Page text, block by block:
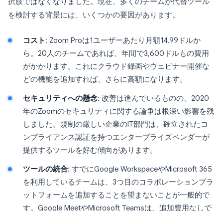
を検討する背景には、いくつかの要因があります。
コスト : Zoom Proは1ユーザーあたり月額14.99ドルか
ら。20人のチームであれば、年間で3,600ドルもの費用
がかかります。これにクラウド録画やウェビナー開催な
どの機能を追加すれば、さらに高額になります。
セキュリティへの懸念: 改善は進んでいるものの、2020
年のZoomのセキュリティに関する論争は根深い影響を残
しました。規制の厳しい企業のIT部門は、確立されたコ
ンプライアンス認証を持つエンタープライズベンダーが
提供するツールを好む傾向があります。
ツールの統合: すでにGoogle WorkspaceやMicrosoft 365
を利用しているチームは、3つ目のコラボレーションプラ
ットフォームを追加することを望まないことが一般的で
す。Google MeetやMicrosoft Teamsは、追加費用なしで